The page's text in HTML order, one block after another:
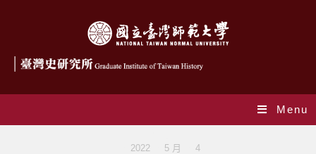
Menu
2022 5 月 4